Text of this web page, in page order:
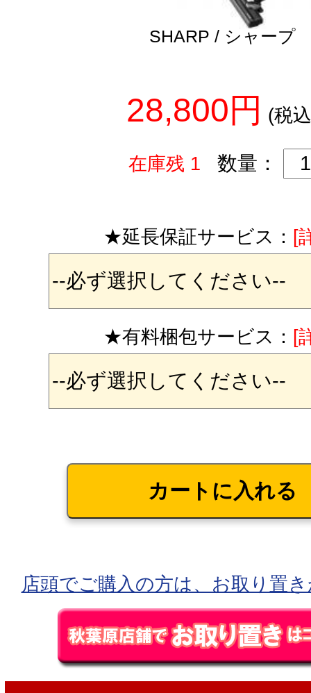
SHARP / シャープ
28,800円 (税
在庫残 1 数量：
★延長保証サービス： [
★有料梱包サービス： [
店頭でご購入の方は、お取り置